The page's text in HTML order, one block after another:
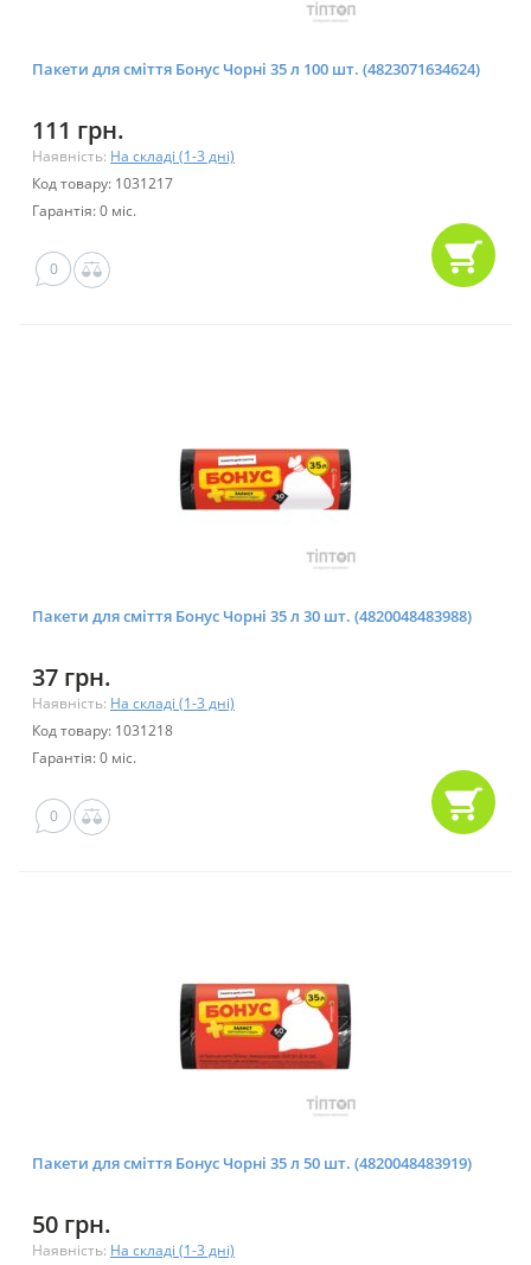
Пакети для сміття Бонус Чорні 35 л 100 шт. (4823071634624)
111 грн.
Наявність: На складі (1-3 дні)
Код товару: 1031217
Гарантія: 0 міс.
0
Пакети для сміття Бонус Чорні 35 л 30 шт. (4820048483988)
37 грн.
Наявність: На складі (1-3 дні)
Код товару: 1031218
Гарантія: 0 міс.
0
Пакети для сміття Бонус Чорні 35 л 50 шт. (4820048483919)
50 грн.
Наявність: На складі (1-3 дні)